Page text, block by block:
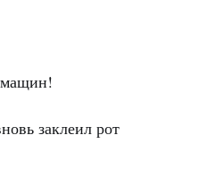
мащин!
заклеил рот